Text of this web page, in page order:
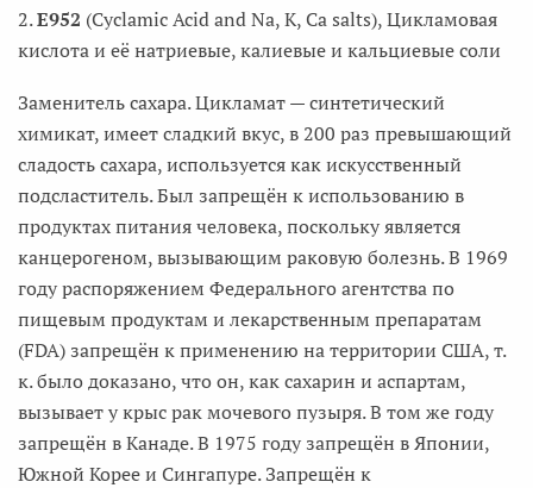
2.E952 (Cyclamic Acid and Na, К, Са salts), Цикламовая
кислота и её натриевые, калиевые и кальциевые соли
Заменитель сахара. Цикламат — синтетический
химикат, имеет сладкий вкус, в 200 раз превышающий
сладость сахара, используется как искусственный
подсластитель. Был запрещён к использованию в
продуктах питания человека, поскольку является
канцерогеном, вызывающим раковую болезнь. В 1969
году распоряжением Федерального агентства по
пищевым продуктам и лекарственным препаратам
(FDA) запрещён к применению на территории США, т.
к. было доказано, что он, как сахарин и аспартам,
вызывает у крыс рак мочевого пузыря. В том же году
запрещён в Канаде. В 1975 году запрещён в Японии,
Южной Корее и Сингапуре. Запрещён к